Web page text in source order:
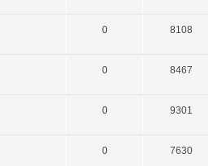
0 8108
0 8467
0 9301
0 7630